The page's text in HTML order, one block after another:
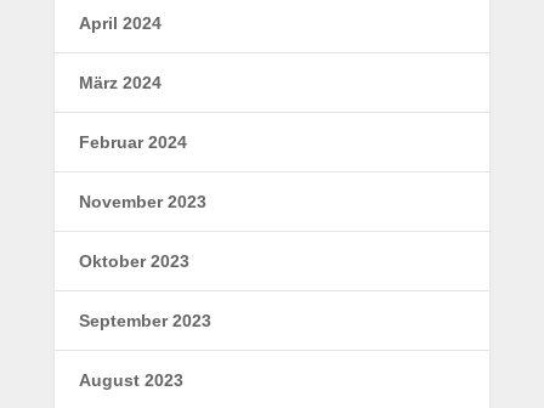
April 2024
März 2024
Februar 2024
November 2023
Oktober 2023
September 2023
August 2023